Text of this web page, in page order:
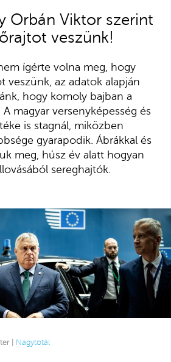
Orbán Viktor szerint
veszünk!
ígérte volna meg, hogy
veszünk, az adatok alapján
hogy komoly bajban a
A magyar versenyképesség és
is stagnál, miközben
gyarapodik. Ábrákkal és
meg, húsz év alatt hogyan
sereghajtók.
| Nagytotál